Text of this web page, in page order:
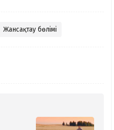
Жансақтау бөлімі